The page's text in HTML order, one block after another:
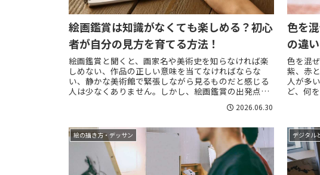
絵画鑑賞は知識がなくても楽しめる？初心
者が自分の見方を育てる方法！
絵画鑑賞と聞くと、画家名や美術史を知らなければ楽
しめない、作品の正しい意味を当てなければならな
い、静かな美術館で緊張しながら見るものだと感じる
人は少なくありません。しかし、絵画鑑賞の出発点は
専門知識ではなく、目の前の作品を見て自分が何に気
2026.06.30
色を
の違
色を混
紫、赤
人が多
ど、何
混乱し
絵の描き方・デッサン デジタル